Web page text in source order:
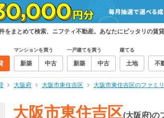
をまとめて検索、ニフティ不動産。あなたにピッタリの賃
マンションを買う
新築 中古
一戸建てを買う
新築 中古
建てる
土地 不
大阪府 大阪市東住吉区 大阪市東住吉区のファミ
大阪市東住吉区(大阪府)の